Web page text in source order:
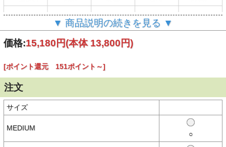
（単位：cm）
当店の計測方法はこちらをご確認ください。
【商品説明】
カモフラージュ風にタイダイ（絞り染め）されたBUZZ
▼ 商品説明の続きを見る ▼
価格:15,180円(本体 13,800円)
[ポイント還元 151ポイント～]
注文
サイズ
MEDIUM
○